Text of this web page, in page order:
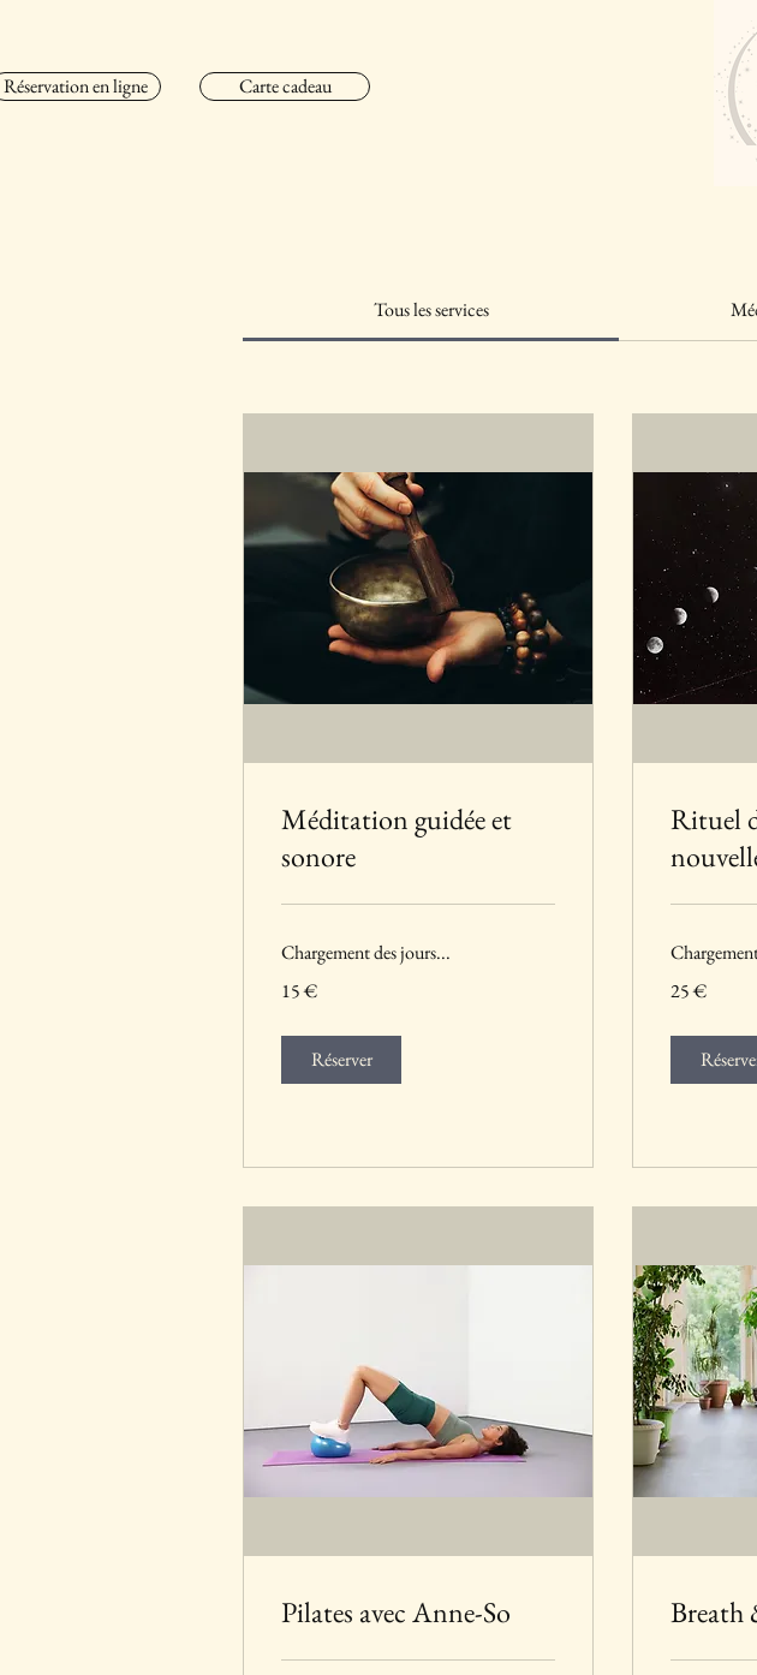
Réservation en ligne Carte cadeau
Tous les services
Méditation guidée et
sonore
Chargement des jours...
euros
15 €
Réserver
Rituel
euros
25 €
Pilates avec Anne-So Breath